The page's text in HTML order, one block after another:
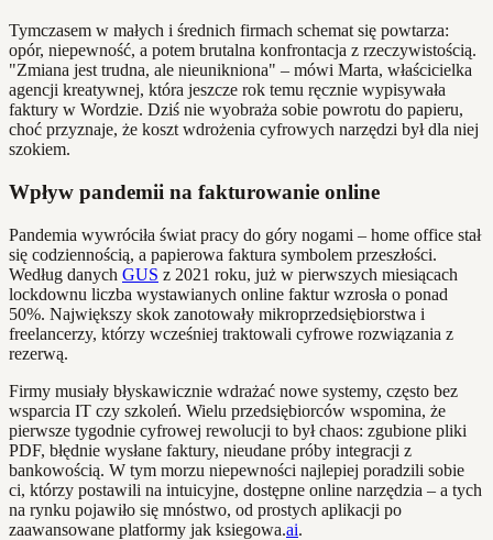
Tymczasem w małych i średnich firmach schemat się powtarza:
opór, niepewność, a potem brutalna konfrontacja z rzeczywistością.
"Zmiana jest trudna, ale nieunikniona" – mówi Marta, właścicielka
agencji kreatywnej, która jeszcze rok temu ręcznie wypisywała
faktury w Wordzie. Dziś nie wyobraża sobie powrotu do papieru,
choć przyznaje, że koszt wdrożenia cyfrowych narzędzi był dla niej
szokiem.
Wpływ pandemii na fakturowanie online
Pandemia wywróciła świat pracy do góry nogami – home office stał
się codziennością, a papierowa faktura symbolem przeszłości.
Według danych GUS z 2021 roku, już w pierwszych miesiącach
lockdownu liczba wystawianych online faktur wzrosła o ponad
50%. Największy skok zanotowały mikroprzedsiębiorstwa i
freelancerzy, którzy wcześniej traktowali cyfrowe rozwiązania z
rezerwą.
Firmy musiały błyskawicznie wdrażać nowe systemy, często bez
wsparcia IT czy szkoleń. Wielu przedsiębiorców wspomina, że
pierwsze tygodnie cyfrowej rewolucji to był chaos: zgubione pliki
PDF, błędnie wysłane faktury, nieudane próby integracji z
bankowością. W tym morzu niepewności najlepiej poradzili sobie
ci, którzy postawili na intuicyjne, dostępne online narzędzia – a tych
na rynku pojawiło się mnóstwo, od prostych aplikacji po
zaawansowane platformy jak ksiegowa.ai.